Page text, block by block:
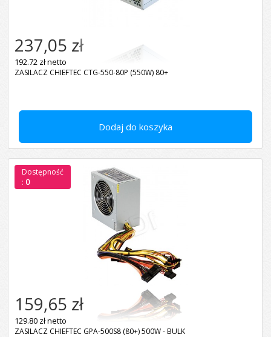
Dodaj do koszyka
237,05 zł
192.72 zł netto
ZASILACZ CHIEFTEC CTG-550-80P (550W) 80+
159,65 zł
129.80 zł netto
ZASILACZ CHIEFTEC GPA-500S8 (80+) 500W - BULK
Dostępność
: 0